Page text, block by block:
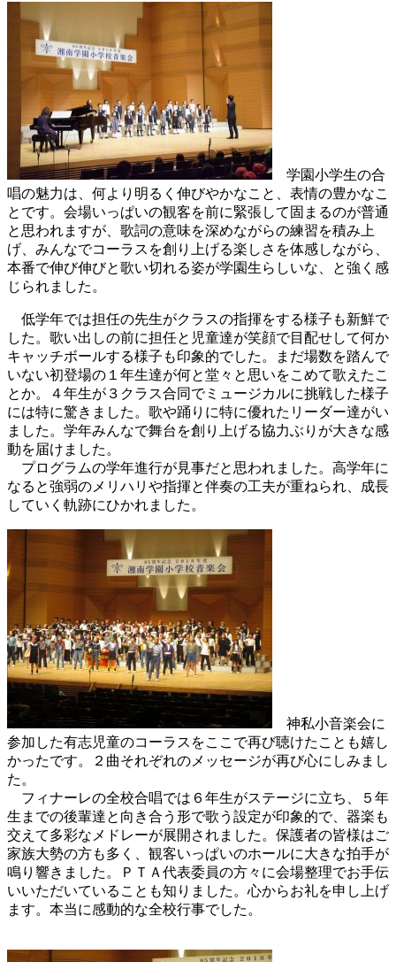
学園小学生の合
唱の魅力は、何より明るく伸びやかなこと、表情の豊かなこ
とです。会場いっぱいの観客を前に緊張して固まるのが普通
と思われますが、歌詞の意味を深めながらの練習を積み上
げ、みんなでコーラスを創り上げる楽しさを体感しながら、
本番で伸び伸びと歌い切れる姿が学園生らしいな、と強く感
じられました。
低学年では担任の先生がクラスの指揮をする様子も新鮮で
した。歌い出しの前に担任と児童達が笑顔で目配せして何か
キャッチボールする様子も印象的でした。まだ場数を踏んで
いない初登場の１年生達が何と堂々と思いをこめて歌えたこ
とか。４年生が３クラス合同でミュージカルに挑戦した様子
には特に驚きました。歌や踊りに特に優れたリーダー達がい
ました。学年みんなで舞台を創り上げる協力ぶりが大きな感
動を届けました。
プログラムの学年進行が見事だと思われました。高学年に
なると強弱のメリハリや指揮と伴奏の工夫が重ねられ、成長
していく軌跡にひかれました。
神私小音楽会に
参加した有志児童のコーラスをここで再び聴けたことも嬉し
かったです。２曲それぞれのメッセージが再び心にしみまし
た。
フィナーレの全校合唱では６年生がステージに立ち、５年
生までの後輩達と向き合う形で歌う設定が印象的で、器楽も
交えて多彩なメドレーが展開されました。保護者の皆様はご
家族大勢の方も多く、観客いっぱいのホールに大きな拍手が
鳴り響きました。ＰＴＡ代表委員の方々に会場整理でお手伝
いいただいていることも知りました。心からお礼を申し上げ
ます。本当に感動的な全校行事でした。